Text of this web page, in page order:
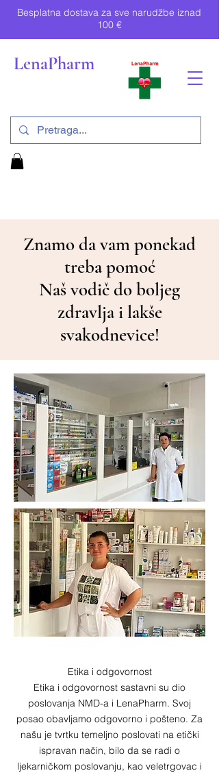
Besplatna dostava za sve narudžbe iznad
100 €
LenaPharm
Znamo da vam ponekad
treba pomoć
Naš vodič do boljeg
zdravlja i lakše
svakodnevice!
Etika i odgovornost
Etika i odgovornost sastavni su dio
poslovanja NMD-a i LenaPharm. Svoj
posao obavljamo odgovorno i pošteno. Za
našu je tvrtku temeljno poslovati na etički
ispravan način, bilo da se radi o
ljekarničkom poslovanju, kao veletrgovac i